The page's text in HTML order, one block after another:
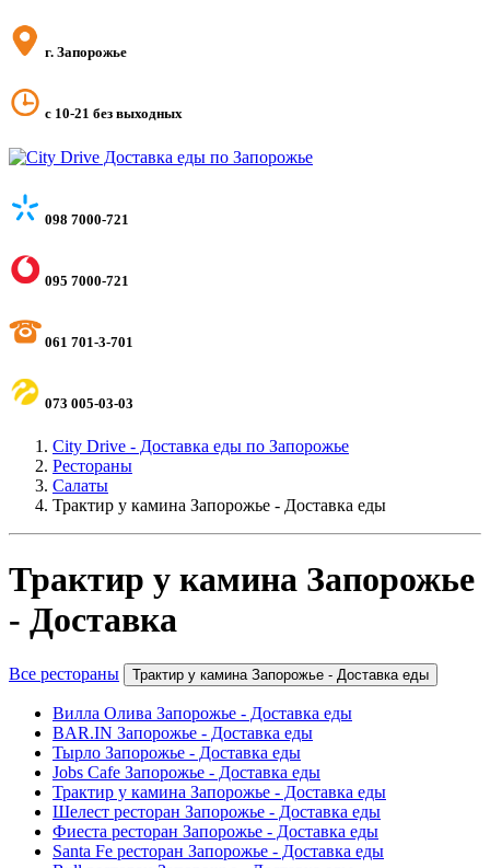
г. Запорожье
с 10-21 без выходных
098 7000-721
095 7000-721
061 701-3-701
073 005-03-03
City Drive - Доставка еды по Запорожье
Рестораны
Салаты
Трактир у камина Запорожье - Доставка еды
Трактир у камина Запорожье
- Доставка
Все рестораны Трактир у камина Запорожье - Доставка еды
Вилла Олива Запорожье - Доставка еды
BAR.IN Запорожье - Доставка еды
Тырло Запорожье - Доставка еды
Jobs Cafe Запорожье - Доставка еды
Трактир у камина Запорожье - Доставка еды
Шелест ресторан Запорожье - Доставка еды
Фиеста ресторан Запорожье - Доставка еды
Santa Fe ресторан Запорожье - Доставка еды